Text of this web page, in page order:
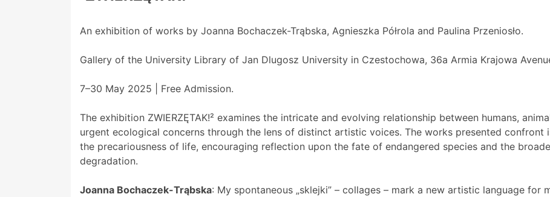
An exhibition of works by Joanna Bochaczek-Trąbska, Agnieszka Półrola and Paulina Przeniosło.
Gallery of the University Library of Jan Dlugosz University in Czestochowa, 36a Armia Krajowa
7–30 May 2025 | Free Admission.
The exhibition ZWIERZĘTAK!² examines the intricate and evolving relationship between humans,
urgent ecological concerns through the lens of distinct artistic voices. The works presented confront
the precariousness of life, encouraging reflection upon the fate of endangered species and the
degradation.
Joanna Bochaczek-Trąbska: My spontaneous „sklejki” – collages – mark a new artistic language for